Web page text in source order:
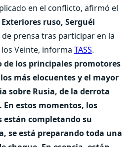
en el conflicto, afirmó el
ruso, Serguéi
prensa tras participar en la
Veinte, informa TASS.
de los principales promotores
más elocuentes y el mayor
sobre Rusia, de la derrota
En estos momentos, los
completando su
se está preparando toda una